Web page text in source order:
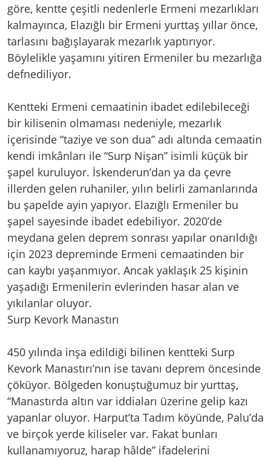
göre, kentte çeşitli nedenlerle Ermeni mezarlıkları
kalmayınca, Elazığlı bir Ermeni yurttaş yıllar önce,
tarlasını bağışlayarak mezarlık yaptırıyor.
Böylelikle yaşamını yitiren Ermeniler bu mezarlığa
defnediliyor.
Kentteki Ermeni cemaatinin ibadet edilebileceği
bir kilisenin olmaması nedeniyle, mezarlık
içerisinde “taziye ve son dua” adı altında cemaatin
kendi imkânları ile “Surp Nişan” isimli küçük bir
şapel kuruluyor. İskenderun’dan ya da çevre
illerden gelen ruhaniler, yılın belirli zamanlarında
bu şapelde ayin yapıyor. Elazığlı Ermeniler bu
şapel sayesinde ibadet edebiliyor. 2020’de
meydana gelen deprem sonrası yapılar onarıldığı
için 2023 depreminde Ermeni cemaatinden bir
can kaybı yaşanmıyor. Ancak yaklaşık 25 kişinin
yaşadığı Ermenilerin evlerinden hasar alan ve
yıkılanlar oluyor.
Surp Kevork Manastırı
450 yılında inşa edildiği bilinen kentteki Surp
Kevork Manastırı’nın ise tavanı deprem öncesinde
çöküyor. Bölgeden konuştuğumuz bir yurttaş,
“Manastırda altın var iddiaları üzerine gelip kazı
yapanlar oluyor. Harput’ta Tadım köyünde, Palu’da
ve birçok yerde kiliseler var. Fakat bunları
kullanamıyoruz, harap hâlde” ifadelerini